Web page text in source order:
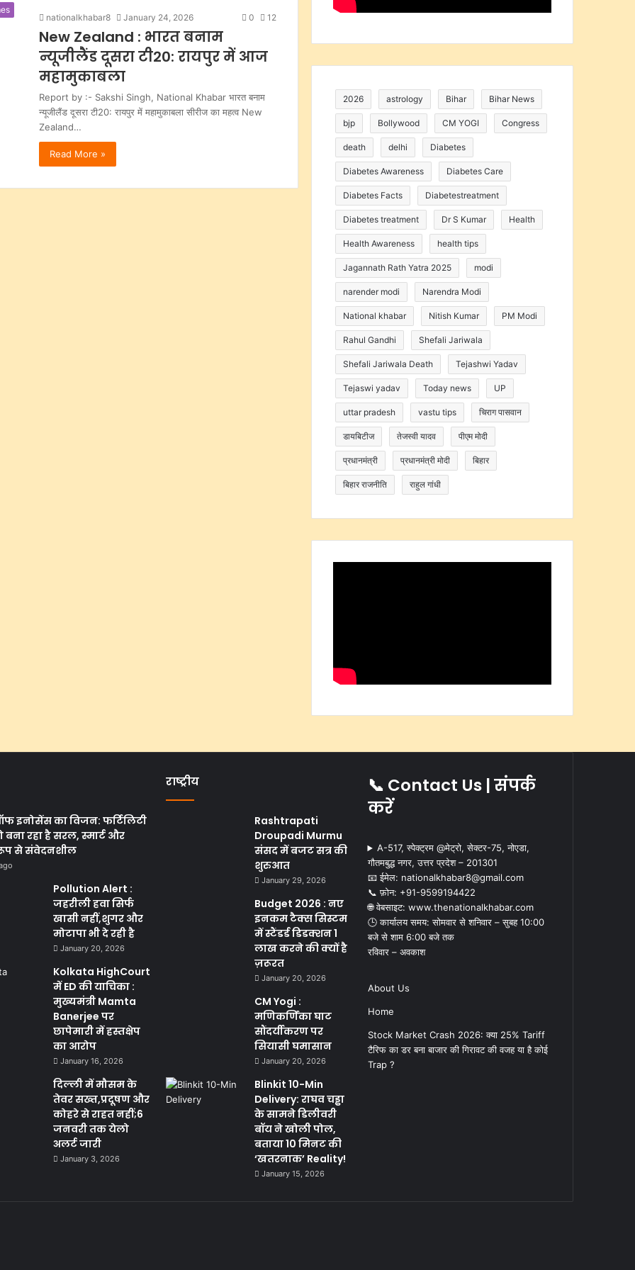
nationalkhabar8 January 24, 2026 0 12
New Zealand : भारत बनाम
न्यूजीलैंड दूसरा टी20: रायपुर में आज
महामुकाबला
Report by :- Sakshi Singh, National Khabar भारत बनाम
न्यूजीलैंड दूसरा टी20: रायपुर में महामुकाबला सीरीज का महत्व New
Zealand…
Read More »
2026 astrology Bihar Bihar News
bjp Bollywood CM YOGI Congress
death delhi Diabetes
Diabetes Awareness Diabetes Care
Diabetes Facts Diabetestreatment
Diabetes treatment Dr S Kumar Health
Health Awareness health tips
Jagannath Rath Yatra 2025 modi
narender modi Narendra Modi
National khabar Nitish Kumar PM Modi
Rahul Gandhi Shefali Jariwala
Shefali Jariwala Death Tejashwi Yadav
Tejaswi yadav Today news UP
uttar pradesh vastu tips चिराग पासवान
डायबिटीज तेजस्वी यादव पीएम मोदी
प्रधानमंत्री प्रधानमंत्री मोदी बिहार
बिहार राजनीति राहुल गांधी
इनोसेंस का विजन: फर्टिलिटी
रहा है सरल, स्मार्ट और
से संवेदनशील
Pollution Alert :
जहरीली हवा सिर्फ
खासी नहीं,शुगर और
मोटापा भी दे रही है
January 20, 2026
Kolkata HighCourt
में ED की याचिका :
मुख्यमंत्री Mamta
Banerjee पर
छापेमारी में हस्तक्षेप
का आरोप
January 16, 2026
दिल्ली में मौसम के
तेवर सख्त,प्रदूषण और
कोहरे से राहत नहीं;6
जनवरी तक येलो
अलर्ट जारी
January 3, 2026
राष्ट्रीय
Rashtrapati
Droupadi Murmu
संसद में बजट सत्र की
शुरुआत
January 29, 2026
Budget 2026 : नए
इनकम टैक्स सिस्टम
में स्टैंडर्ड डिडक्शन 1
लाख करने की क्यों है
ज़रूरत
January 20, 2026
CM Yogi :
मणिकर्णिका घाट
सौंदर्यीकरण पर
सियासी घमासान
January 20, 2026
Blinkit 10-Min
Delivery: राघव चड्ढा
के सामने डिलीवरी
बॉय ने खोली पोल,
बताया 10 मिनट की
‘खतरनाक’ Reality!
January 15, 2026
📞 Contact Us | संपर्क
करें
A-517, स्पेक्ट्रम @मेट्रो, सेक्टर-75, नोएडा,
गौतमबुद्ध नगर, उत्तर प्रदेश – 201301
📧 ईमेल: nationalkhabar8@gmail.com
📞 फ़ोन: ‪+91-9599194422‬
🌐 वेबसाइट: www.thenationalkhabar.com
🕒 कार्यालय समय: सोमवार से शनिवार – सुबह 10:00
बजे से शाम 6:00 बजे तक
रविवार – अवकाश
About Us
Home
Stock Market Crash 2026: क्या 25% Tariff
टैरिफ का डर बना बाजार की गिरावट की वजह या है कोई
Trap ?